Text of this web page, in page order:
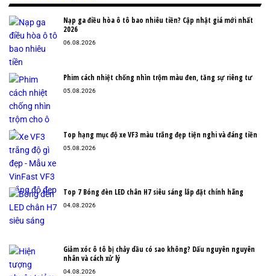
Nạp ga điều hòa ô tô bao nhiêu tiền? Cập nhật giá mới nhất
2026
06.08.2026
Phim cách nhiệt chống nhìn trộm màu đen, tăng sự riêng tư
05.08.2026
Top hạng mục độ xe VF3 màu trắng đẹp tiện nghi và đáng tiền
05.08.2026
Top 7 Bóng đèn LED chân H7 siêu sáng lắp đặt chính hãng
04.08.2026
Giảm xóc ô tô bị chảy dầu có sao không? Dấu nguyên nguyên
nhân và cách xử lý
04.08.2026